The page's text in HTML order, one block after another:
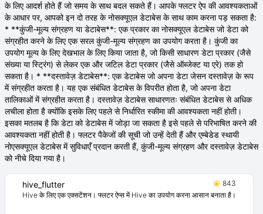
के लिए आदर्श होते हैं जो समय के साथ बदल सकते हैं। आपके फ्लटर ऐप की आवश्यकताओं
के आधार पर, आपको इन दो तरह के नोसक्यूएल डेटाबेस के साथ काम करना पड़ सकता है:
* **कुंजी-मूल्य संग्रहण या डेटाबेस**: एक प्रकार का नोसक्यूएल डेटाबेस जो डेटा को
संग्रहीत करने के लिए एक सरल कुंजी-मूल्य संग्रहण का उपयोग करता है। कुंजी का
उपयोग मूल्य के लिए देखभाल के लिए किया जाता है, जो किसी साधारण डेटा प्रकार (जैसे
संख्या या स्ट्रिंग) से लेकर एक और जटिल डेटा प्रकार (जैसे ऑब्जेक्ट या एरे) तक हो
सकता है। * **दस्तावेज़ डेटाबेस**: एक डेटाबेस जो अपना डेटा जेसन दस्तावेज़ के रूप
में संग्रहीत करता है। यह एक संबंधित डेटाबेस के विपरीत होता है, जो अपना डेटा
तालिकाओं में संग्रहीत करता है। दस्तावेज़ डेटाबेस साधारणतः संबंधित डेटाबेस से अधिक
लचीला होता है क्योंकि इसके लिए पहले से निर्धारित स्कीमा की आवश्यकता नहीं होती।
इसका मतलब है कि डेटा को डेटाबेस में जोड़ा जा सकता है इसे पहले से परिभाषित करने की
आवश्यकता नहीं होती है। फ्लटर पैकेजों की सूची जो उन्हें देती हैं और एम्बेडेड स्थायी
नोएसक्यूएल डेटाबेस में सुविधाएँ प्रदान करती हैं, कुंजी-मूल्य संग्रहण और दस्तावेज़ डेटाबेस
को नीचे दिया गया है।
hive_flutter
843
Hive के लिए एक एक्सटेंशन। फ्लटर ऐप्स में Hive का उपयोग करना आसान बनाता है।